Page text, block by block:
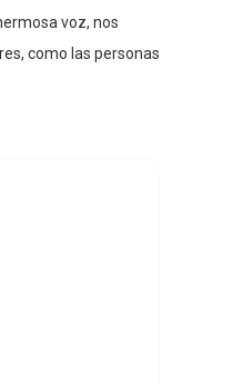
voz, nos
como las personas